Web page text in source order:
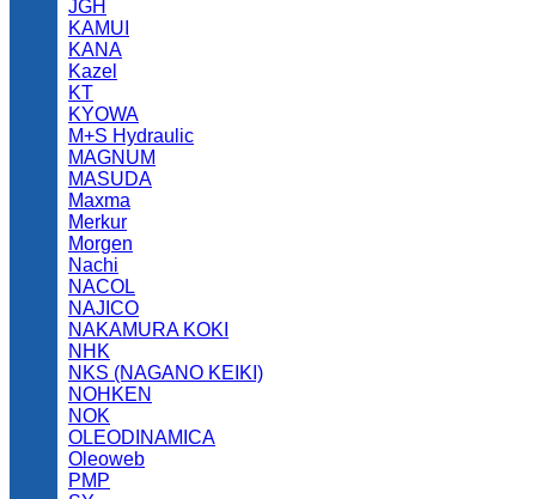
JGH
KAMUI
KANA
Kazel
KT
KYOWA
M+S Hydraulic
MAGNUM
MASUDA
Maxma
Merkur
Morgen
Nachi
NACOL
NAJICO
NAKAMURA KOKI
NHK
NKS (NAGANO KEIKI)
NOHKEN
NOK
OLEODINAMICA
Oleoweb
PMP